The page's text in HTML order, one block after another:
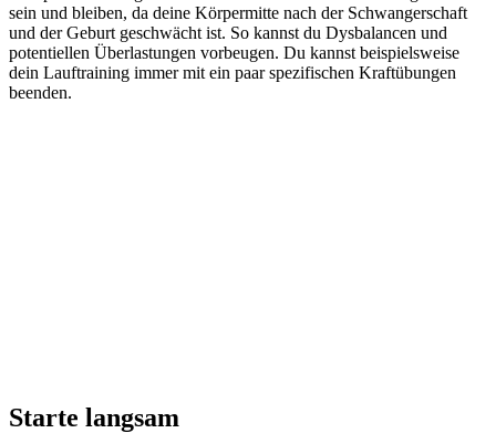
sein und bleiben, da deine Körpermitte nach der Schwangerschaft
und der Geburt geschwächt ist. So kannst du Dysbalancen und
potentiellen Überlastungen vorbeugen. Du kannst beispielsweise
dein Lauftraining immer mit ein paar spezifischen Kraftübungen
beenden.
Starte langsam